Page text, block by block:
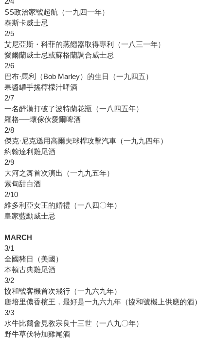
SS政治家號起航（一九四一年）
泰斯卡威士忌
2/5
艾尼亞斯・科菲的蒸餾器取得專利（一八三一年）
愛爾蘭威士忌或蘇格蘭調合威士忌
2/6
巴布·馬利（Bob Marley）的生日（一九四五）
果醬罐手搖檸檬汁啤酒
2/7
一名醉漢打破了波特蘭花瓶（一八四五年）
羅格──壞傢伙愛爾啤酒
2/8
傑克·尼克遜用高爾夫球桿攻擊汽車（一九九四年）
約翰達利雞尾酒
2/9
大河之舞首次演出（一九九五年）
索甸甜白酒
2/10
維多利亞女王的婚禮（一八四〇年）
皇家藍勳威士忌
MARCH
3/1
全國豬日（美國）
本頓古典雞尾酒
3/2
協和號客機首次飛行（一九六九年）
唐培里儂香檳王，最好是一九六九年（協和號機上供應的酒）
3/3
水牛比爾會見教宗良十三世（一八九〇年）
野牛草伏特加雞尾酒